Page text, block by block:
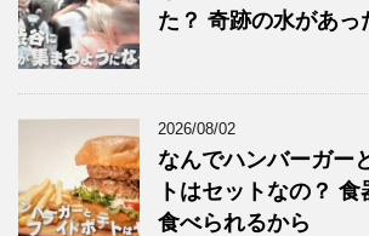
た？ 奇跡の水があっ
2026/08/02
なんでハンバーガー
トはセットなの？
食べられるから